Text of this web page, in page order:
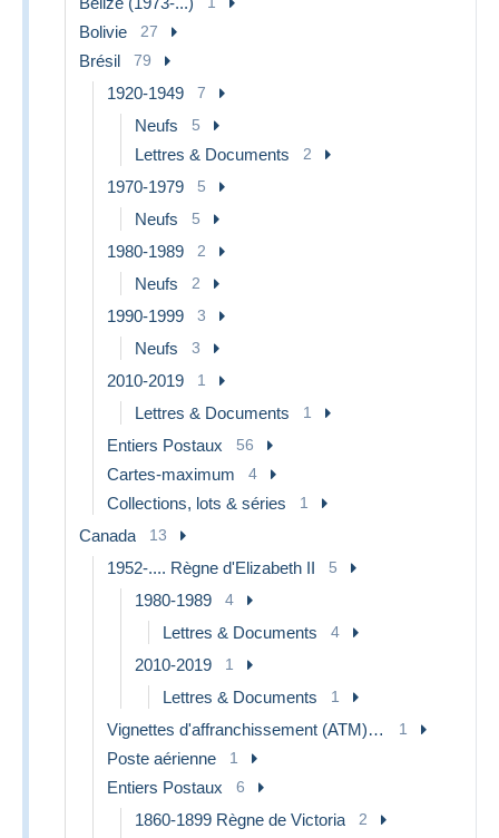
Bolivie 27
Brésil 79
1920-1949 7
Neufs 5
Lettres & Documents 2
1970-1979 5
Neufs 5
1980-1989 2
Neufs 2
1990-1999 3
Neufs 3
2010-2019 1
Lettres & Documents 1
Entiers Postaux 56
Cartes-maximum 4
Collections, lots & séries 1
Canada 13
1952-.... Règne d'Elizabeth II 5
1980-1989 4
Lettres & Documents 4
2010-2019 1
Lettres & Documents 1
Vignettes d'affranchissement (ATM) - Stic'n'Tic 1
Poste aérienne 1
Entiers Postaux 6
1860-1899 Règne de Victoria 2